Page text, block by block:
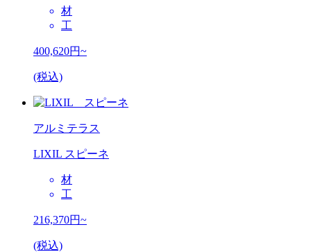
材
工
400,620円~
(税込)
アルミテラス
LIXIL スピーネ
材
工
216,370円~
(税込)